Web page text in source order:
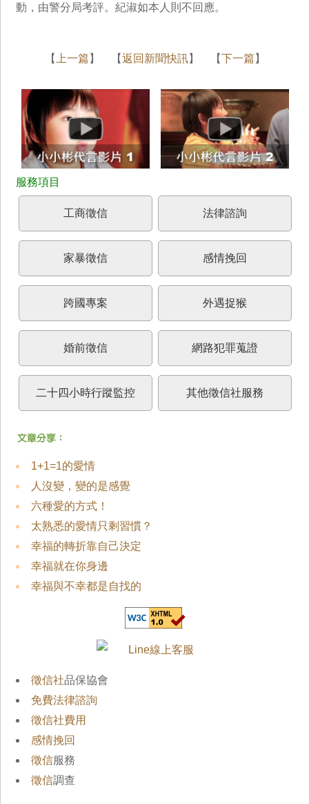
動，由警分局考評。紀淑如本人則不回應。
【 上一篇 】 【返回新聞快訊】 【下一篇 】
工商徵信 法律諮詢
家暴徵信 感情挽回
跨國專案 外遇捉猴
婚前徵信 網路犯罪蒐證
二十四小時行蹤監控 其他徵信社服務
1+1=1的愛情
人沒變，變的是感覺
六種愛的方式！
太熟悉的愛情只剩習慣？
幸福的轉折靠自己決定
幸福就在你身邊
幸福與不幸都是自找的
徵信社品保協會
免費法律諮詢
徵信社費用
感情挽回
徵信服務
徵信調查